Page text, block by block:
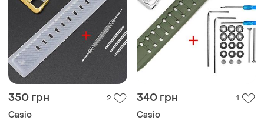
350 грн 2
Casio
340 грн 1
Casio